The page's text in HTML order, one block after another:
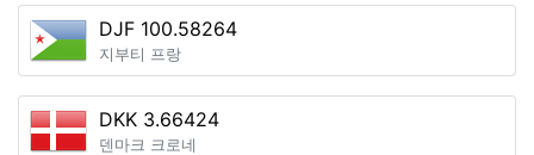
DJF 100.58264
지부티 프랑
DKK 3.66424
덴마크 크로네